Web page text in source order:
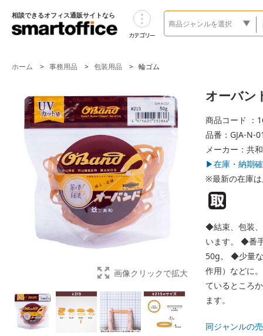
相談できるオフィス通販サイトなら
ホーム 事務用品 包装用品 輪ゴム
画像クリックで拡大
オーバン
商品コード ：
品番：GJA-N-
メーカー：共和
▶在庫・納期
※最新の在庫
◆結束、包装
います。 ◆番
50g。 ◆少量
作用）などに
ているところ
ます。
同ジャンルの